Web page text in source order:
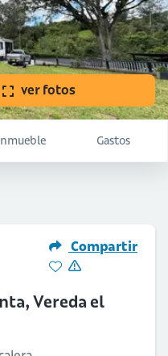
ver fotos
Gastos
Compartir
Vereda el